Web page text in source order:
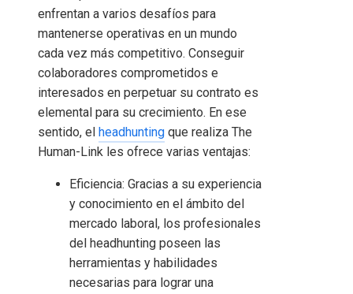
enfrentan a varios desafíos para
mantenerse operativas en un mundo
cada vez más competitivo. Conseguir
colaboradores comprometidos e
interesados en perpetuar su contrato es
elemental para su crecimiento. En ese
sentido, el headhunting que realiza The
Human-Link les ofrece varias ventajas:
Eficiencia: Gracias a su experiencia
y conocimiento en el ámbito del
mercado laboral, los profesionales
del headhunting poseen las
herramientas y habilidades
necesarias para lograr una